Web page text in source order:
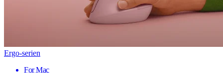
Ergo-serien
For Mac